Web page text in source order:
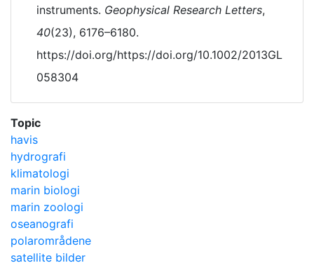
instruments. Geophysical Research Letters,
40(23), 6176–6180.
https://doi.org/https://doi.org/10.1002/2013GL
058304
Topic
havis
hydrografi
klimatologi
marin biologi
marin zoologi
oseanografi
polarområdene
satellite bilder